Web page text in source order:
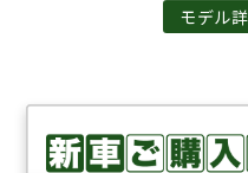
モデル